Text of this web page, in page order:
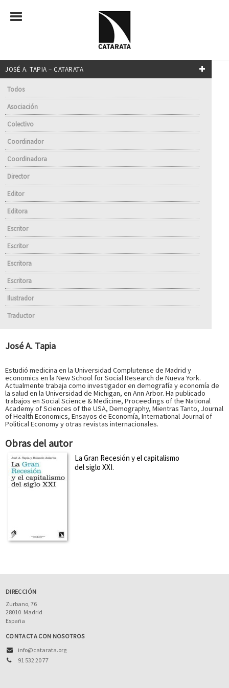
JOSÉ A. TAPIA – CATARATA
Todos
Asociación
Colectivo
Coordinador
Coordinadora
Director
Editor
Editora
Escritor
Escritor
Escritora
Escritora
Ilustrador
Traductor
José A. Tapia
Estudió medicina en la Universidad Complutense de Madrid y
economics en la New School for Social Research de Nueva York.
Actualmente trabaja como investigador en demografía y economía de
la salud en la Universidad de Michigan, en Ann Arbor. Ha publicado
trabajos en Social Science & Medicine, Proceedings of the National
Academy of Sciences of the USA, Demography, Mientras Tanto, Journal
of Health Economics, Ensayos de Economía, International Journal of
Political Economy y otras revistas internacionales.
Obras del autor
La Gran Recesión y el capitalismo
del siglo XXI.
DIRECCIÓN
Zurbano, 76
28010 Madrid
España
CONTACTA CON NOSOTROS
info@catarata.org
91 532 20 77